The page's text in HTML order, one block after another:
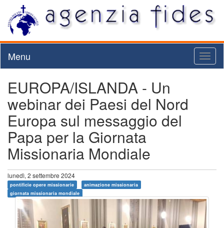
Menu
EUROPA/ISLANDA - Un
webinar dei Paesi del Nord
Europa sul messaggio del
Papa per la Giornata
Missionaria Mondiale
lunedì, 2 settembre 2024
pontificie opere missionarie
animazione missionaria
giornata missionaria mondiale